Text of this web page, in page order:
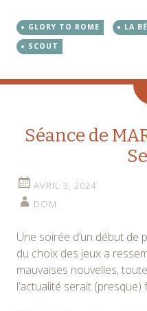
GLORY TO ROME LA
SCOUT
Séance de
AVRIL 3, 2024
DOM
Une soirée d’un début
du choix des jeux a
mauvaises nouvelles,
l’actualité serait (presque)